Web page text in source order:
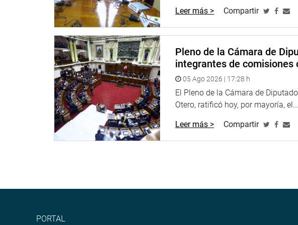
irregularidades en las obras de saneamiento de agua y alcantarillado
quien informó que funcionarios del Gobierno Regional de Cajamarca
Werner Guevara participe en todo el proceso de ejecución del
sistemas de agua potable, alcantarillado y tratamiento de aguas
Hualgayoc”.
El informe concluye que el señor Guevara fue consultor de la empresa
elaboración del expediente técnico y asesoró la licitación,
proyecto materia de investigación.
Además -según señaló Tapia- los ingenieros trabajadores y la
Por lo antes señalado y otros cargos, se recomienda remitir el
Leer más > Compartir
Pleno de la Cámara de
integrantes de comisiones
05 Ago 2026 | 17:28 h
El Pleno de la Cámara de
Otero, ratificó hoy, por mayoría, el...
Leer más > Compartir
PORTAL